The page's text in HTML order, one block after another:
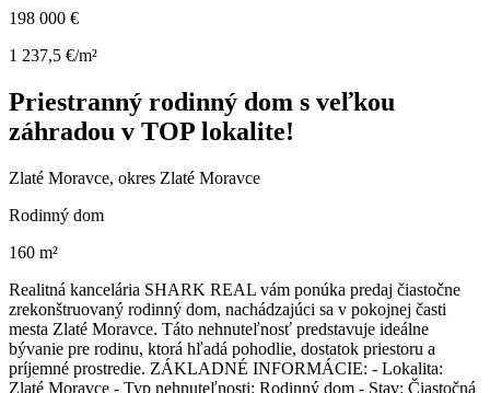
198 000 €
1 237,5 €/m²
Priestranný rodinný dom s veľkou
záhradou v TOP lokalite!
Zlaté Moravce, okres Zlaté Moravce
Rodinný dom
160 m²
Realitná kancelária SHARK REAL vám ponúka predaj čiastočne
zrekonštruovaný rodinný dom, nachádzajúci sa v pokojnej časti
mesta Zlaté Moravce. Táto nehnuteľnosť predstavuje ideálne
bývanie pre rodinu, ktorá hľadá pohodlie, dostatok priestoru a
príjemné prostredie. ZÁKLADNÉ INFORMÁCIE: - Lokalita:
Zlaté Moravce - Typ nehnuteľnosti: Rodinný dom - Stav: Čiastočná